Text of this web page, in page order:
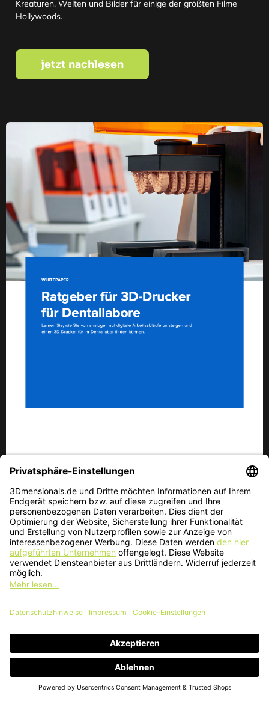
Kreaturen, Welten und Bilder für einige der größten Filme
Hollywoods.
jetzt nachlesen
FORMLABS PLAYBOOK​
Ratgeber für 3D Drucker für
Dentallabore
Es führt kein Weg daran vorbei: Die Zukunft der Zahntechnik
ist zwangsläufig digital. Mit hochmodernen digitalen
teuer war, immer zugänglicher und transformiert so bereits
jetzt nachlesen